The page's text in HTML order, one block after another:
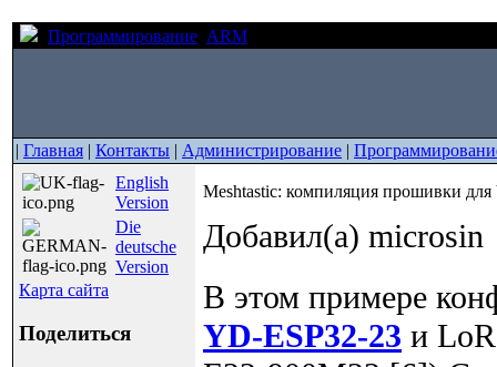
Программирование ARM
| Главная | Контакты | Администрирование |
English
Version
Die
deutsche
Version
Карта сайта
Поделиться
Meshtastic: компиляция прошивки
Добавил(а) microsin
В этом примере
YD-ESP32-23 и